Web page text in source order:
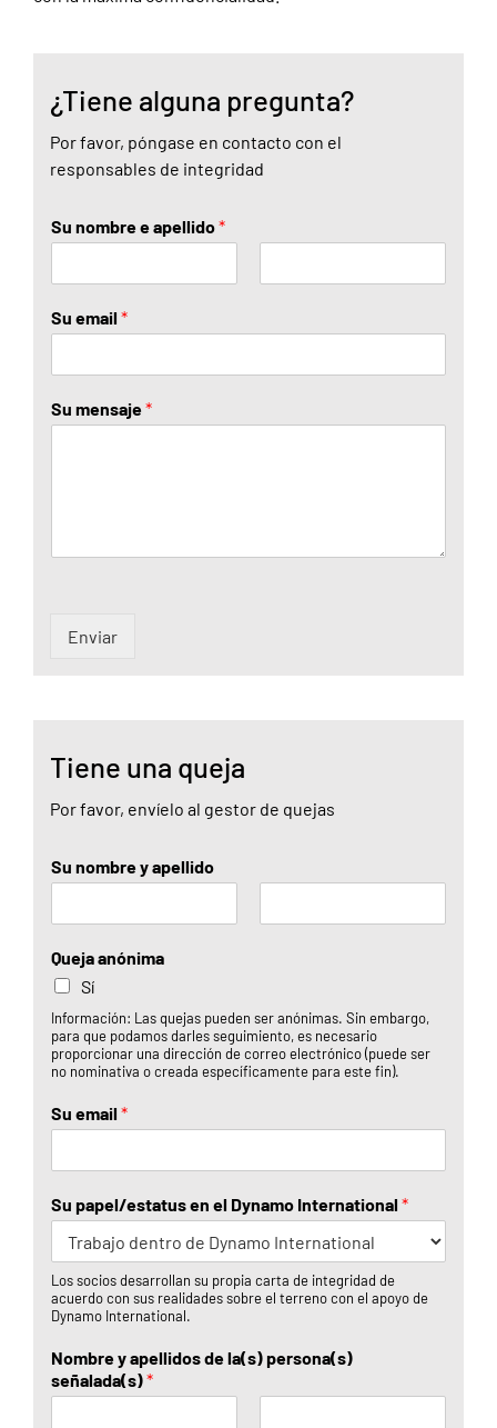
¿Tiene alguna pregunta?
Por favor, póngase en contacto con el
responsables de integridad
Su nombre e apellido*
o
m
e
i
Su email *
Su mensaje*
Enviar
Tiene una queja
Por favor, envíelo al gestor de quejas
Su nombre y apellido
o
m
b
e
i
d
o
s
Queja anónima
Sí
Información: Las quejas pueden ser anónimas. Sin embargo,
para que podamos darles seguimiento, es necesario
proporcionar una dirección de correo electrónico (puede ser
no nominativa o creada específicamente para este fin).
Su email *
Su papel/estatus en el Dynamo International *
Los socios desarrollan su propia carta de integridad de
acuerdo con sus realidades sobre el terreno con el apoyo de
Dynamo International.
Nombre y apellidos de la(s) persona(s)
señalada(s)*